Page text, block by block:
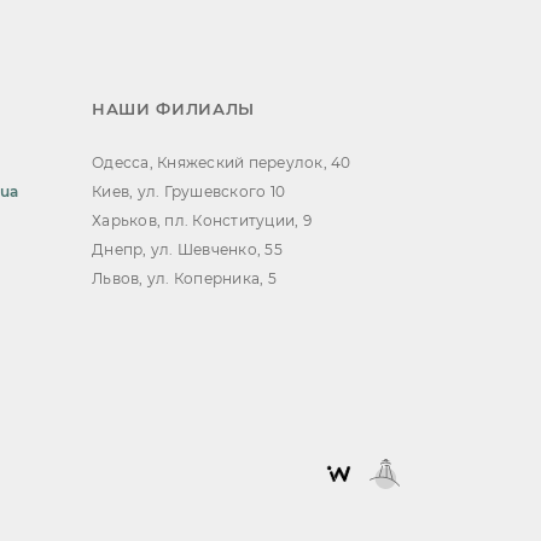
НАШИ ФИЛИАЛЫ
Одесса, Княжеский переулок, 40
Киев, ул. Грушевского 10
Харьков, пл. Конституции, 9
Днепр, ул. Шевченко, 55
Львов, ул. Коперника, 5